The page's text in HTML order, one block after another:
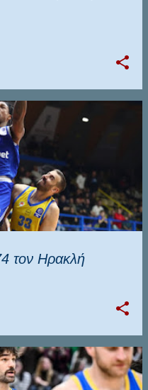
τον Ηρακλή